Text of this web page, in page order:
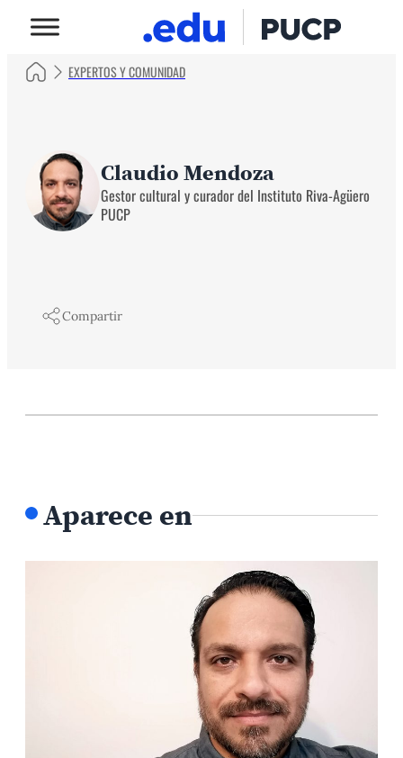
EXPERTOS Y COMUNIDAD
Claudio Mendoza
Gestor cultural y curador del Instituto Riva-Agüero
PUCP
Compartir
Aparece en